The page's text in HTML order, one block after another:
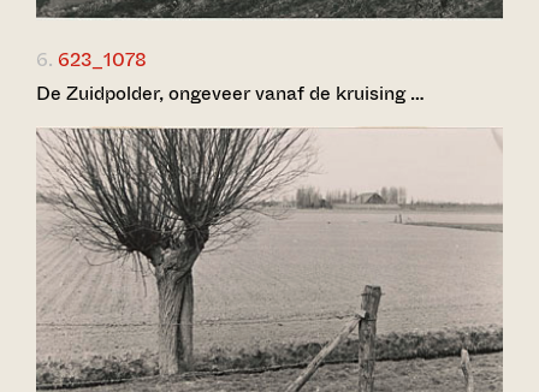
6. 623_1078
De Zuidpolder, ongeveer vanaf de kruising …